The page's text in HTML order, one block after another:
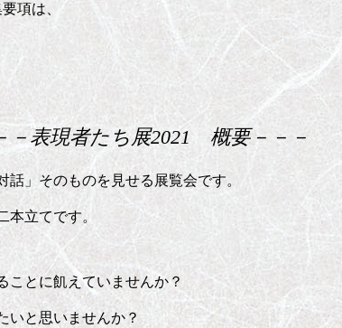
項は、
－表現者たち展2021 概要－－－
」そのものを見せる展覧会です。
本立てです。
とに飢えていませんか？
と思いませんか？